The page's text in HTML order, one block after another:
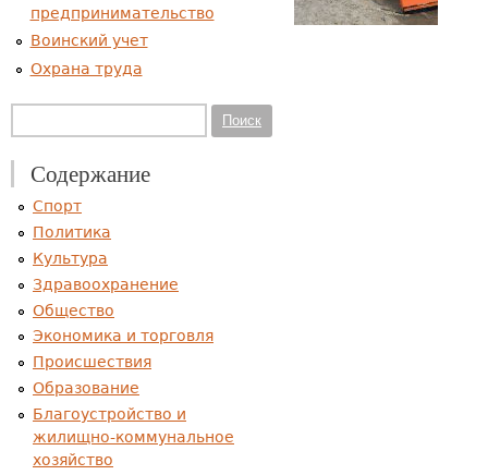
предпринимательство
Воинский учет
Охрана труда
Поиск
Содержание
Спорт
Политика
Культура
Здравоохранение
Общество
Экономика и торговля
Происшествия
Образование
Благоустройство и
жилищно-коммунальное
хозяйство